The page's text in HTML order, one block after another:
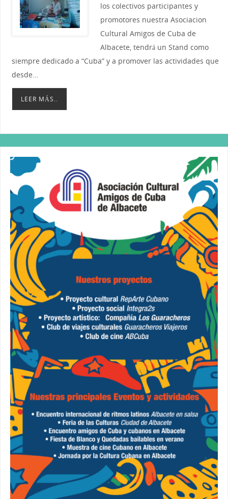
los colectivos participantes y
promotores nuestra Asociacion
Cultural Amigos de Cuba de
Albacete, tendrá un Stand como
siempre dedicado a “Cuba” y a promover las actividades que
desde…
LEER MÁS..